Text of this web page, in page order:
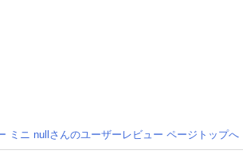
ミニ nullさんのユーザーレビュー ページトップへ